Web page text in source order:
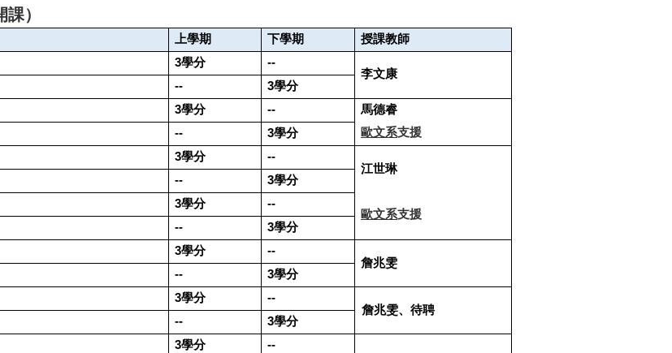
）
上學期 下學期
授課教師
3學分
--
李文康
-- 3學分
3學分 --
馬德睿
歐文系支援
-- 3學分
3學分
--
江世琳
歐文系支援
-- 3學分
3學分
--
-- 3學分
3學分
--
詹兆雯
-- 3學分
3學分
--
詹兆雯、待聘
-- 3學分
3學分 --